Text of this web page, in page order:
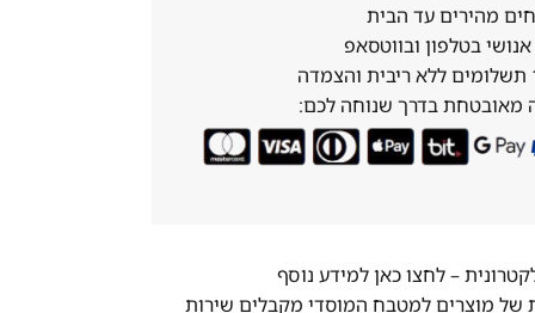
מהירים עד הבית
בטלפון ובווטסאפ
מאובטחת בדרך שנוחה לכם:
–לחצו כאן למידע נוסף
של מוצרים למטבח המוסדי מקבלים שירות